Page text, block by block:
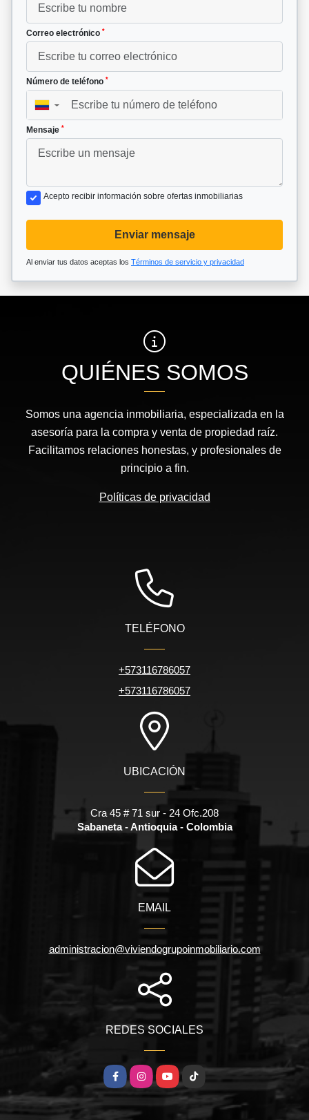
Correo electrónico *
Número de teléfono *
▼
Mensaje *
Acepto recibir información sobre ofertas inmobiliarias
Enviar mensaje
Al enviar tus datos aceptas los Términos de servicio y privacidad
QUIÉNES SOMOS
Somos una agencia inmobiliaria, especializada en la
asesoría para la compra y venta de propiedad raíz.
Facilitamos relaciones honestas, y profesionales de
principio a fin.
Políticas de privacidad
TELÉFONO
+573116786057
+573116786057
UBICACIÓN
Cra 45 # 71 sur - 24 Ofc.208
Sabaneta - Antioquia - Colombia
EMAIL
administracion@viviendogrupoinmobiliario.com
REDES SOCIALES
FacebookInstagramYouTubeTikTok